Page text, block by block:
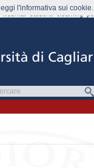
webmail
l'informativa sui cookie.